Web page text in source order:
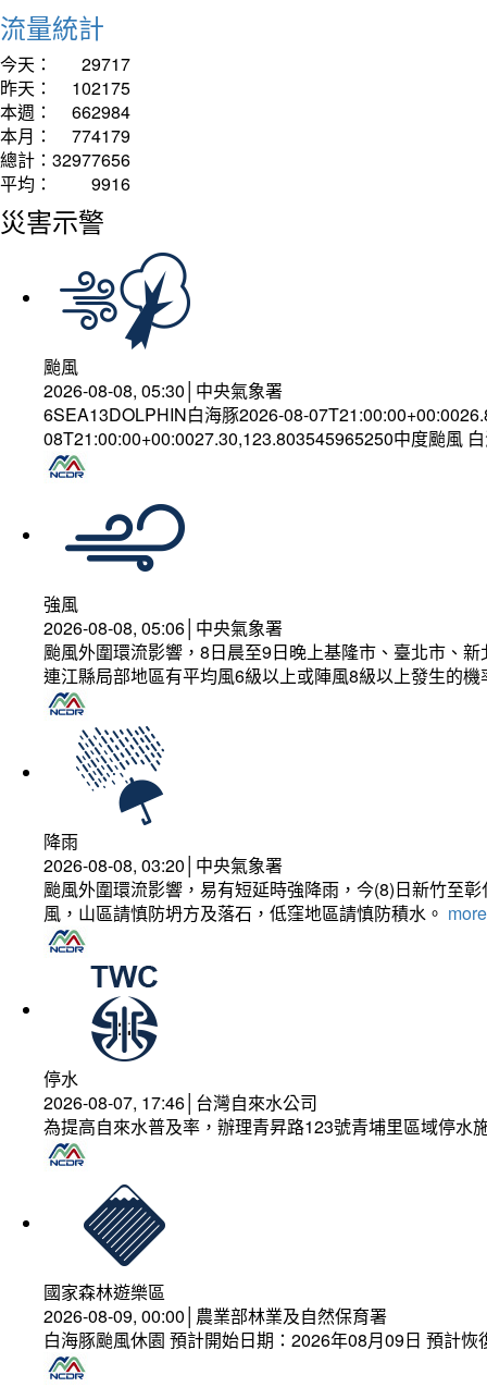
流量統計
今天：
29717
昨天：
102175
本週：
662984
本月：
774179
總計： 32977656
平均：
9916
災害示警
颱風
2026-08-08, 05:30│中央氣象署
6SEA13DOLPHIN白海豚2026-08-
08T21:00:00+00:0027.30,123.803545965250中度颱風
強風
2026-08-08, 05:06│中央氣象署
颱風外圍環流影響，8日晨至9日晚上基隆市、臺北市、
連江縣局部地區有平均風6級以上或陣風8級以上發生的
降雨
2026-08-08, 03:20│中央氣象署
颱風外圍環流影響，易有短延時強降雨，今(8)日新竹至
風，山區請慎防坍方及落石，低窪地區請慎防積水。
停水
2026-08-07, 17:46│台灣自來水公司
為提高自來水普及率，辦理青昇路123號青埔里區域停水
國家森林遊樂區
2026-08-09, 00:00│農業部林業及自然保育署
白海豚颱風休園 預計開始日期：2026年08月09日 預計